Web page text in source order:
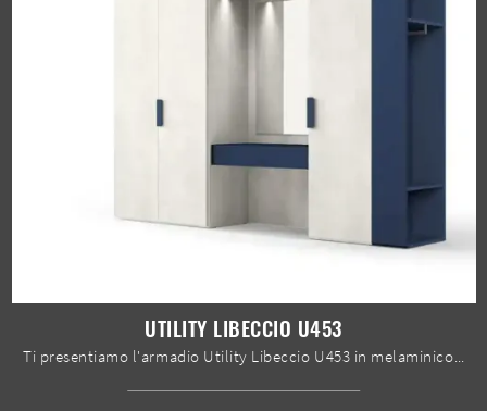
UTILITY LIBECCIO U453
Ti presentiamo l'armadio Utility Libeccio U453 in melaminico di Moretti Compact Giorno Notte! Un ricco catalogo di armadi a muro con ante battenti.